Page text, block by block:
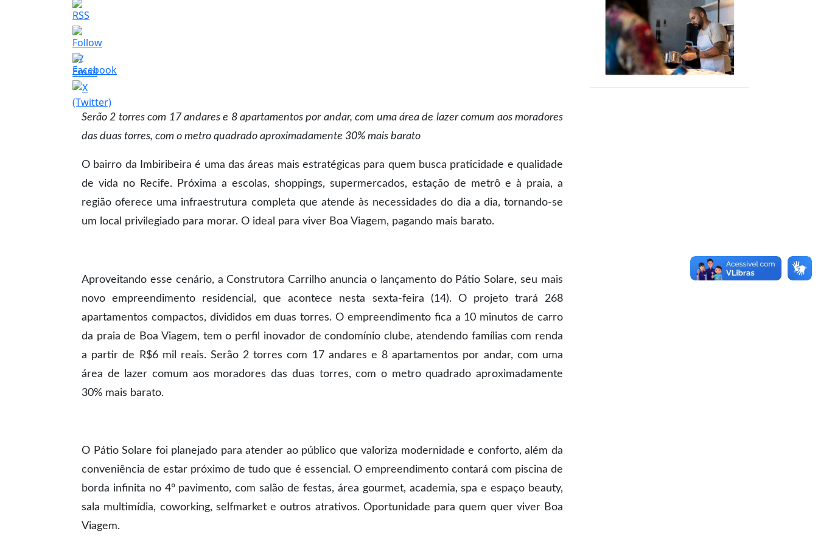
Serão 2 torres com 17 andares e 8 apartamentos por andar, com uma área de lazer comum aos moradores
das duas torres, com o metro quadrado aproximadamente 30% mais barato
O bairro da Imbiribeira é uma das áreas mais estratégicas para quem busca praticidade e qualidade
de vida no Recife. Próxima a escolas, shoppings, supermercados, estação de metrô e à praia, a
região oferece uma infraestrutura completa que atende às necessidades do dia a dia, tornando-se
um local privilegiado para morar. O ideal para viver Boa Viagem, pagando mais barato.
Aproveitando esse cenário, a Construtora Carrilho anuncia o lançamento do Pátio Solare, seu mais
novo empreendimento residencial, que acontece nesta sexta-feira (14). O projeto trará 268
apartamentos compactos, divididos em duas torres. O empreendimento fica a 10 minutos de carro
da praia de Boa Viagem, tem o perfil inovador de condomínio clube, atendendo famílias com renda
a partir de R$6 mil reais. Serão 2 torres com 17 andares e 8 apartamentos por andar, com uma
área de lazer comum aos moradores das duas torres, com o metro quadrado aproximadamente
30% mais barato.
O Pátio Solare foi planejado para atender ao público que valoriza modernidade e conforto, além da
conveniência de estar próximo de tudo que é essencial. O empreendimento contará com piscina de
borda infinita no 4º pavimento, com salão de festas, área gourmet, academia, spa e espaço beauty,
sala multimídia, coworking, selfmarket e outros atrativos. Oportunidade para quem quer viver Boa
Viagem.